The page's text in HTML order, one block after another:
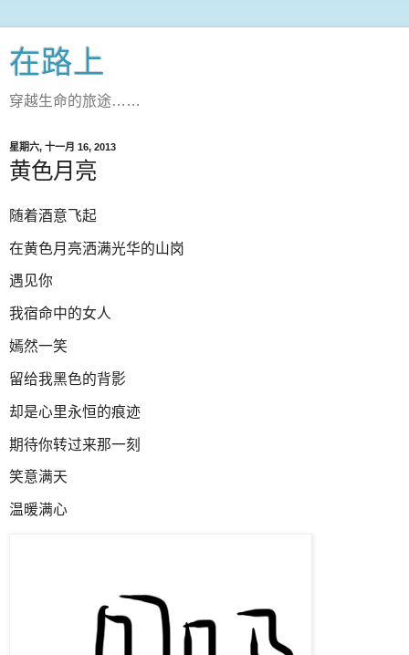
在路上
穿越生命的旅途……
星期六, 十一月 16, 2013
黄色月亮
随着酒意飞起
在黄色月亮洒满光华的山岗
遇见你
我宿命中的女人
嫣然一笑
留给我黑色的背影
却是心里永恒的痕迹
期待你转过来那一刻
笑意满天
温暖满心